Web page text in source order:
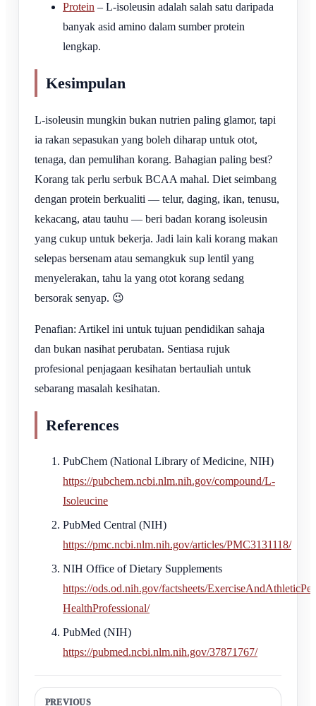
Protein – L-isoleusin adalah salah satu daripada
banyak asid amino dalam sumber protein
lengkap.
Kesimpulan
L-isoleusin mungkin bukan nutrien paling glamor, tapi
ia rakan sepasukan yang boleh diharap untuk otot,
tenaga, dan pemulihan korang. Bahagian paling best?
Korang tak perlu serbuk BCAA mahal. Diet seimbang
dengan protein berkualiti — telur, daging, ikan, tenusu,
kekacang, atau tauhu — beri badan korang isoleusin
yang cukup untuk bekerja. Jadi lain kali korang makan
selepas bersenam atau semangkuk sup lentil yang
menyelerakan, tahu la yang otot korang sedang
bersorak senyap. 😉
Penafian: Artikel ini untuk tujuan pendidikan sahaja
dan bukan nasihat perubatan. Sentiasa rujuk
profesional penjagaan kesihatan bertauliah untuk
sebarang masalah kesihatan.
References
PubChem (National Library of Medicine, NIH)
https://pubchem.ncbi.nlm.nih.gov/compound/L-
Isoleucine
PubMed Central (NIH)
https://pmc.ncbi.nlm.nih.gov/articles/PMC3131118/
NIH Office of Dietary Supplements
https://ods.od.nih.gov/factsheets/
HealthProfessional/
PubMed (NIH)
https://pubmed.ncbi.nlm.nih.gov/37871767/
PREVIOUS